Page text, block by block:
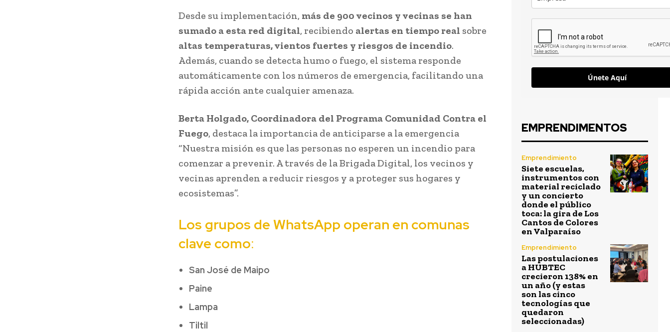
Desde su implementación, más de 900 vecinos y vecinas se han
sumado a esta red digital, recibiendo alertas en tiempo real sobre
altas temperaturas, vientos fuertes y riesgos de incendio.
Además, cuando se detecta humo o fuego, el sistema responde
automáticamente con los números de emergencia, facilitando una
rápida acción ante cualquier amenaza.
Berta Holgado, Coordinadora del Programa Comunidad Contra el
Fuego, destaca la importancia de anticiparse a la emergencia
“Nuestra misión es que las personas no esperen un incendio para
comenzar a prevenir. A través de la Brigada Digital, los vecinos y
vecinas aprenden a reducir riesgos y a proteger sus hogares y
ecosistemas”.
Los grupos de WhatsApp operan en comunas
clave como:
San José de Maipo
Paine
Lampa
Tiltil
Únete Aquí
EMPRENDIMENTOS
Emprendimiento
Siete escuelas,
instrumentos con
material reciclado
y un concierto
donde el público
toca: la gira de Los
Cantos de Colores
en Valparaíso
Emprendimiento
Las postulaciones
a HUBTEC
crecieron 138% en
un año (y estas
son las cinco
tecnologías que
quedaron
seleccionadas)